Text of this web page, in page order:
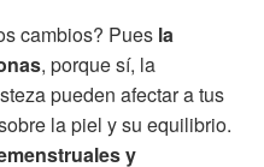
cambios? Pues la
, porque sí, la
pueden afectar a tus
la piel y su equilibrio.
y